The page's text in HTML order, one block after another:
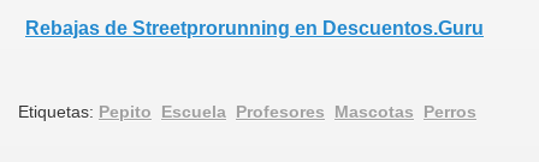
Rebajas de Streetprorunning en Descuentos.Guru
Etiquetas: Pepito Escuela Profesores Mascotas Perros